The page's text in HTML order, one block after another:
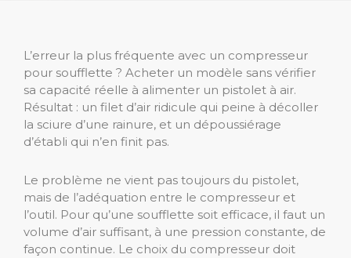
L’erreur la plus fréquente avec un compresseur
pour soufflette ? Acheter un modèle sans vérifier
sa capacité réelle à alimenter un pistolet à air.
Résultat : un filet d’air ridicule qui peine à décoller
la sciure d’une rainure, et un dépoussiérage
d’établi qui n’en finit pas.
Le problème ne vient pas toujours du pistolet,
mais de l’adéquation entre le compresseur et
l’outil. Pour qu’une soufflette soit efficace, il faut un
volume d’air suffisant, à une pression constante, de
façon continue. Le choix du compresseur doit